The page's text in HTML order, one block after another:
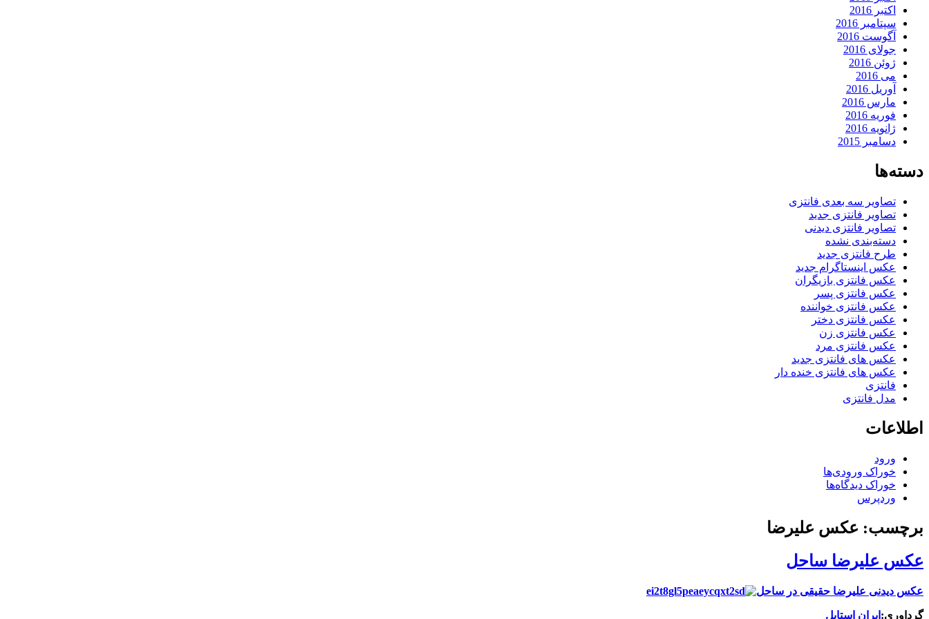
اکتبر 2016
سپتامبر 2016
آگوست 2016
جولای 2016
ژوئن 2016
می 2016
آوریل 2016
مارس 2016
فوریه 2016
ژانویه 2016
دسامبر 2015
دسته‌ها
تصاویر سه بعدی فانتزی
تصاویر فانتزی جدید
تصاویر فانتزی دیدنی
دسته‌بندی نشده
طرح فانتزی جدید
عکس اینستاگرام جدید
عکس فانتزی بازیگران
عکس فانتزی پسر
عکس فانتزی خواننده
عکس فانتزی دختر
عکس فانتزی زن
عکس فانتزی مرد
عکس های فانتزی جدید
عکس های فانتزی خنده دار
فانتزی
مدل فانتزی
اطلاعات
ورود
خوراک ورودی‌ها
خوراک دیدگاه‌ها
وردپرس
برچسب: عکس علیرضا
عکس علیرضا ساحل
عکس دیدنی علیرضا حقیقی در ساحل
گرداوری: ایران استایل